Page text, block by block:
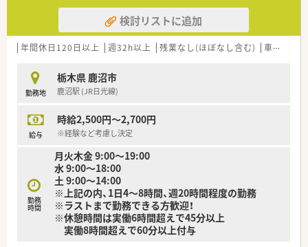
す。
■面受けの店舗が多く、科目も単科に偏らずバランスの良い業務
内容です。
■スキル維持にもぴったりのドラッグストアです。
検討リストに追加
年間休日120日以上 週32h以上 残業なし(ほぼなし含む) 車通勤可
勤務地
栃木県 鹿沼市
鹿沼駅 (JR日光線)
給与
時給2,500円～2,700円
※経験など考慮し決定
勤務
時間
月火木金 9:00〜19:00
水 9:00〜18:00
土 9:00〜14:00
※上記の内、1日4～8時間、週20時間程度の勤務
※ラストまで勤務できる方歓迎！
※休憩時間は実働6時間超えで45分以上
実働8時間超えで60分以上付与